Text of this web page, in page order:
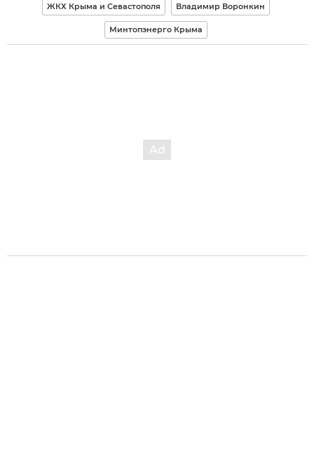
ЖКХ Крыма и Севастополя Владимир Воронкин
Минтопэнерго Крыма